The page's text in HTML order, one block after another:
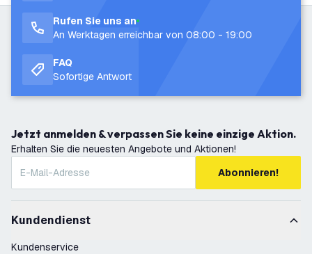
Rufen Sie uns an
An Werktagen erreichbar von 08:00 - 19:00
FAQ
Sofortige Antwort
Jetzt anmelden & verpassen Sie keine einzige Aktion.
Erhalten Sie die neuesten Angebote und Aktionen!
Abonnieren!
Kundendienst
Kundenservice